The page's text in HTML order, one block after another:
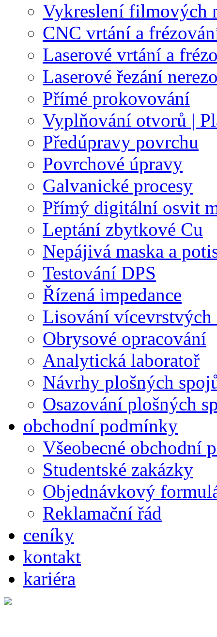
Vykreslení filmových
CNC vrtání a
Laserové vrtání a
Laserové řezání
Přímé prokovování
Vyplňování otvorů |
Předúpravy povrchu
Povrchové úpravy
Galvanické procesy
Přímý digitální osvit
Leptání zbytkové Cu
Nepájivá maska a
Testování DPS
Řízená impedance
Lisování vícevrstvých
Obrysové opracování
Analytická laboratoř
Návrhy plošných
Osazování plošných
obchodní podmínky
Všeobecné obchodní
Studentské zakázky
Objednávkový
Reklamační řád
ceníky
kontakt
kariéra